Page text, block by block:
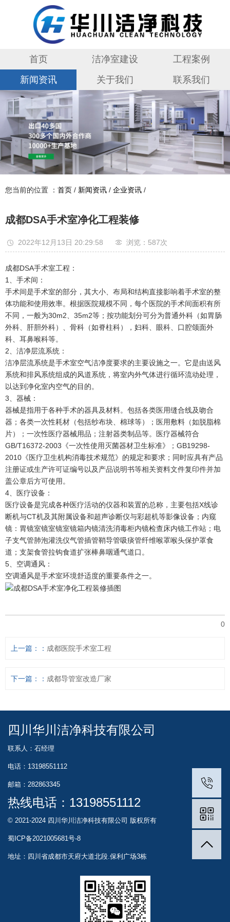
首页 洁净室建设
工程案例
新闻资讯
关于我们 联系我们
您当前的位置 ： 首页 / 新闻资讯 / 企业资讯 /
成都DSA手术室净化工程装修
2022年12月13日 20:29:58 浏览：587次
成都DSA手术室工程：
1、手术间：
手术间是手术室的部分，其大小、布局和结构直接影响着手术室的整
体功能和使用效率。根据医院规模不同，每个医院的手术间面积有所
不同，一般为30m2、35m2等；按功能划分可分为普通外科（如胃肠
外科、肝胆外科）、骨科（如脊柱科），妇科、眼科、口腔颌面外
科、耳鼻喉科等。
2、洁净层流系统：
洁净层流系统是手术室空气洁净度要求的主要设施之一。它是由送风
系统和排风系统组成的风道系统，将室内外气体进行循环流动处理，
以达到净化室内空气的目的。
3、器械：
器械是指用于各种手术的器具及材料。包括各类医用缝合线及吻合
器；各类一次性耗材（包括纱布块、棉球等）；医用敷料（如脱脂棉
片）；一次性医疗器械用品；注射器类制品等。医疗器械符合
GB/T16372-2003《一次性使用灭菌器材卫生标准》；GB19298-
2010《医疗卫生机构消毒技术规范》的规定和要求；同时应具有产品
注册证或生产许可证编号以及产品说明书等相关资料文件复印件并加
盖公章后方可使用。
4、医疗设备：
医疗设备是完成各种医疗活动的仪器和装置的总称，主要包括X线诊
断机与CT机及其附属设备和超声诊断仪与彩超机等影像设备；内窥
镜：胃镜室镜室镜室镜箱内镜清洗消毒柜内镜检查床内镜工作站；电
子支气管肺泡灌洗仪气管插管鞘导管吸痰管纤维喉罩喉头保护罩食
道；支架食管拉钩食道扩张棒鼻咽通气道口。
5、空调通风：
空调通风是手术室环境舒适度的重要条件之一。
0
上一篇： 成都医院手术室工程
下一篇： 成都导管室改造厂家
四川华川洁净科技有限公司
联系人：石经理
电话：13198551112
邮箱：282863345
热线电话： 13198551112
© 2021-2024 四川华川洁净科技有限公司 版权所有
蜀ICP备2021005681号-8
地址：四川省成都市天府大道北段.保利广场3栋